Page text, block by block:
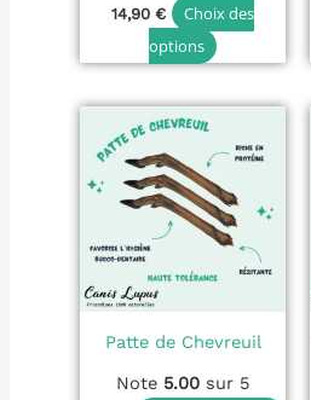
14,90€
Choix des
options
la
page
produit
Patte de Chevreuil
Note 5.00 sur 5